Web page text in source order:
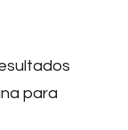
para